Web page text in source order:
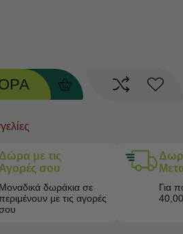
με τις
Αγορές σου
Μοναδικά δωράκια σε
με τις αγορές
Για